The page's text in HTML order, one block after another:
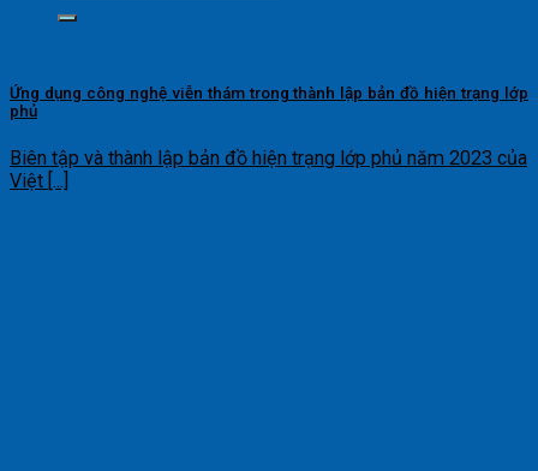
Ứng dụng công nghệ viễn thám trong thành lập bản đồ hiện trạng lớp
phủ
Biên tập và thành lập bản đồ hiện trạng lớp phủ năm 2023 của
Việt [...]